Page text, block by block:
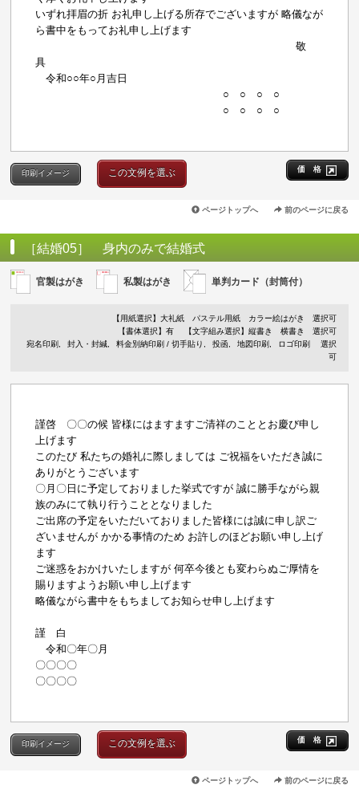
いずれ拝眉の折 お礼申し上げる所存でございますが 略儀なが
ら書中をもってお礼申し上げます
敬
具
令和○○年○月吉日
○ ○ ○ ○
○ ○ ○ ○
価 格
印刷イメージ この文例を選ぶ
ページトップへ 前のページに戻る
［結婚05］ 身内のみで結婚式
官製はがき 私製はがき 単判カード（封筒付）
【用紙選択】 大礼紙 パステル用紙 カラー絵はがき
選択可
【書体選択】有
【文字組み選択】縦書き 横書き 選択可
宛名印刷
封入・封緘 料金別納印刷 / 切手貼り 投函 地図印刷 ロゴ印刷
選択
可
謹啓 〇〇の候 皆様にはますますご清祥のこととお慶び申し
上げます
このたび 私たちの婚礼に際しましては ご祝福をいただき誠に
ありがとうございます
〇月〇日に予定しておりました挙式ですが 誠に勝手ながら親
族のみにて執り行うこととなりました
ご出席の予定をいただいておりました皆様には誠に申し訳ご
ざいませんが かかる事情のため お許しのほどお願い申し上げ
ます
ご迷惑をおかけいたしますが 何卒今後とも変わらぬご厚情を
賜りますようお願い申し上げます
略儀ながら書中をもちましてお知らせ申し上げます
謹 白
令和〇年〇月
〇〇〇〇
〇〇〇〇
価 格
印刷イメージ この文例を選ぶ
ページトップへ 前のページに戻る